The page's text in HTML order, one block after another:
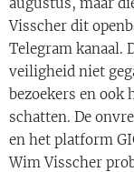
Visscher dit
Telegram kanaal.
veiligheid niet
bezoekers en ook
schatten. De
en het platform
Wim Visscher